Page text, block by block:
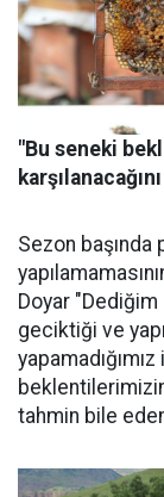
"Bu seneki
Sezon başında
Doyar
geciktiği ve
tahmin bile